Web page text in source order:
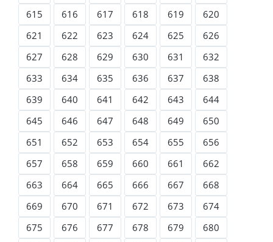
615
616 617 618 619
620
621
622 623 624 625
626
627
628 629 630 631
632
633
634 635 636 637
638
639
640 641 642 643
644
645
646 647 648 649
650
651
652 653 654 655
656
657
658 659 660 661
662
663
664 665 666 667
668
669
670 671 672 673
674
675
676 677 678 679
680